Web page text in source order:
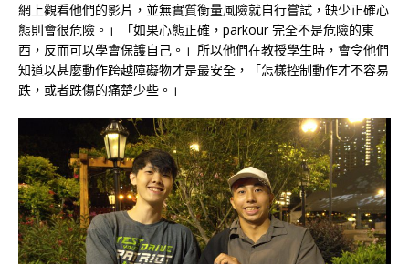
網上觀看他們的影片，並無實質衡量風險就自行嘗試，缺少正確心
態則會很危險。」「如果心態正確，parkour 完全不是危險的東
西，反而可以學會保護自己。」所以他們在教授學生時，會令他們
知道以甚麼動作跨越障礙物才是最安全，「怎樣控制動作才不容易
跌，或者跌傷的痛楚少些。」